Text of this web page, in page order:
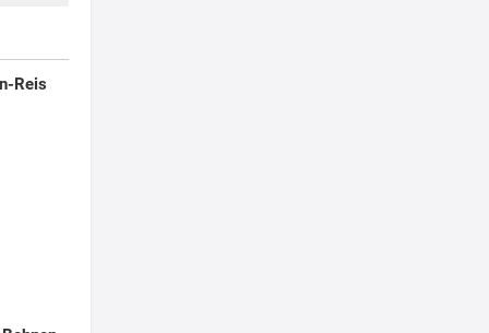
Reis